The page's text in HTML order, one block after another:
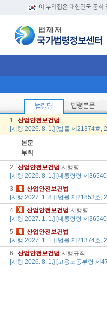
이 누리집은 대한민국 공식
법령명 법령본문
1. 산업 안전보건법
[시행 2026. 8. 1.] [법률 제21374호,
본문
부칙
2. 산업 안전보건법 시행령
[시행 2026. 8. 1.] [대통령령 제
3.
산업 안전보건법
[시행 2027. 1. 8.] [법률 제21853호,
4.
산업 안전보건법 시행령
[시행 2027. 1. 1.] [대통령령 제
5.
산업 안전보건법
[시행 2027. 1. 1.] [법률 제21374호,
6. 산업 안전보건법 시행규칙
[시행 2026. 8. 1.] [고용노동부령 제